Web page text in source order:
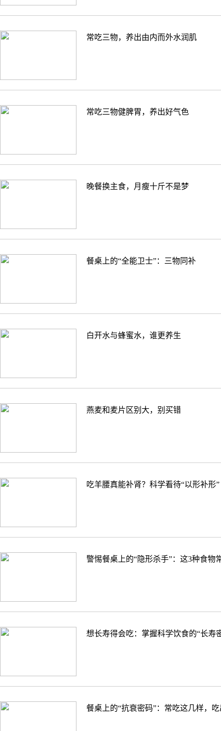
常吃三物，养出由内而外水润肌
常吃三物健脾胃，养出好气色
晚餐换主食，月瘦十斤不是梦
餐桌上的“全能卫士”：三物同补
白开水与蜂蜜水，谁更养生
燕麦和麦片区别大，别买错
吃羊腰真能补肾？科学看待“以形补形”
警惕餐桌上的“隐形杀手”：这3种食物
想长寿得会吃：掌握科学饮食的“长寿
餐桌上的“抗衰密码”：常吃这几样，